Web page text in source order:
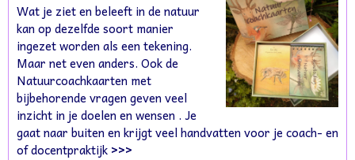
Wat je ziet en beleeft in de natuur
kan op dezelfde soort manier
ingezet worden als een tekening.
Maar net even anders. Ook de
Natuurcoachkaarten met
bijbehorende vragen geven veel
inzicht in je doelen en wensen . Je
gaat naar buiten en krijgt veel handvatten voor je coach- en
of docentpraktijk >>>